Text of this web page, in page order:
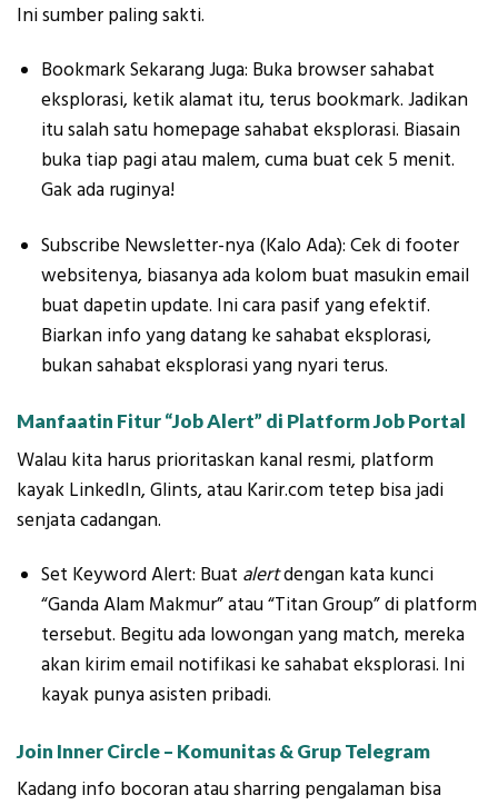
Ini sumber paling sakti.
Bookmark Sekarang Juga: Buka browser sahabat
eksplorasi, ketik alamat itu, terus bookmark. Jadikan
itu salah satu homepage sahabat eksplorasi. Biasain
buka tiap pagi atau malem, cuma buat cek 5 menit.
Gak ada ruginya!
Subscribe Newsletter-nya (Kalo Ada): Cek di footer
websitenya, biasanya ada kolom buat masukin email
buat dapetin update. Ini cara pasif yang efektif.
Biarkan info yang datang ke sahabat eksplorasi,
bukan sahabat eksplorasi yang nyari terus.
Manfaatin Fitur “Job Alert” di Platform Job Portal
Walau kita harus prioritaskan kanal resmi, platform
kayak LinkedIn, Glints, atau Karir.com tetep bisa jadi
senjata cadangan.
Set Keyword Alert: Buat alertdengan kata kunci
“Ganda Alam Makmur” atau “Titan Group” di platform
tersebut. Begitu ada lowongan yang match, mereka
akan kirim email notifikasi ke sahabat eksplorasi. Ini
kayak punya asisten pribadi.
Join Inner Circle – Komunitas & Grup Telegram
Kadang info bocoran atau sharring pengalaman bisa